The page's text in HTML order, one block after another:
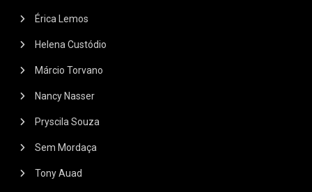
Érica Lemos
Helena Custódio
Márcio Torvano
Nancy Nasser
Pryscila Souza
Sem Mordaça
Tony Auad